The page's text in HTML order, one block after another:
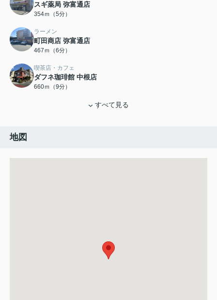
スギ薬局 弥富通店
354ｍ（5分）
ラーメン
町田商店 弥富通店
467ｍ（6分）
喫茶店・カフェ
ダフネ珈琲館 中根店
660ｍ（9分）
すべて見る
地図